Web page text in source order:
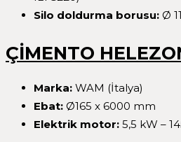
Silo doldurma borusu: Ø
ÇİMENTO
Marka: WAM (İtalya)
Ebat: Ø165 x 6000 mm
Elektrik motor: 5,5 kW –